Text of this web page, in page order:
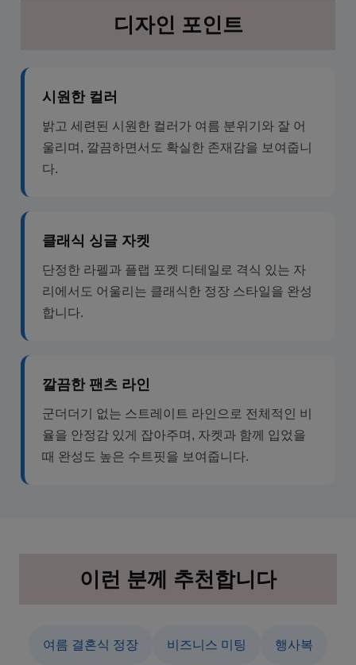
디자인 포인트
시원한 컬러
밝고 세련된 시원한 컬러가 여름 분위기와 잘 어
울리며, 깔끔하면서도 확실한 존재감을 보여줍니
다.
클래식 싱글 자켓
단정한 라펠과 플랩 포켓 디테일로 격식 있는 자
리에서도 어울리는 클래식한 정장 스타일을 완성
합니다.
깔끔한 팬츠 라인
군더더기 없는 스트레이트 라인으로 전체적인 비
율을 안정감 있게 잡아주며, 자켓과 함께 입었을
때 완성도 높은 수트핏을 보여줍니다.
이런 분께 추천합니다
여름 결혼식 정장 비즈니스 미팅 행사복